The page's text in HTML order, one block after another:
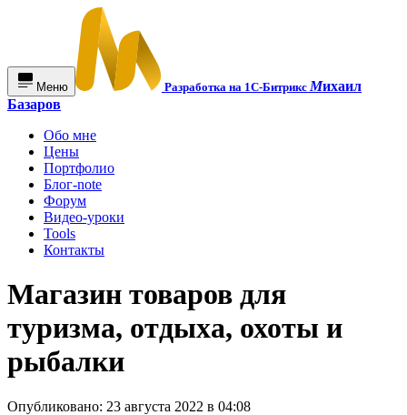
Меню Разработка на 1С-БитриксМихаил
Базаров
Обо мне
Цены
Портфолио
Блог-note
Форум
Видео-уроки
Tools
Контакты
Магазин товаров для
туризма, отдыха, охоты и
рыбалки
Опубликовано: 23 августа 2022 в 04:08